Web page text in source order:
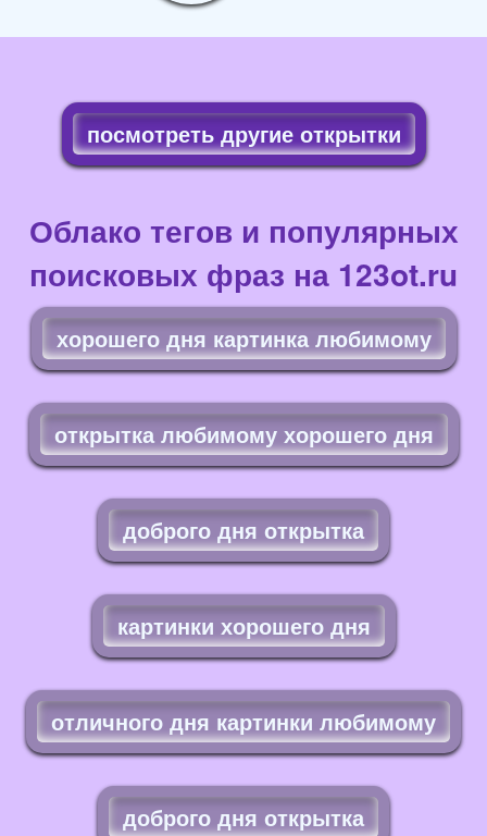
посмотреть другие открытки
Облако тегов и популярных
поисковых фраз на 123ot.ru
хорошего дня картинка любимому
открытка любимому хорошего дня
доброго дня открытка
картинки хорошего дня
отличного дня картинки любимому
доброго дня открытка